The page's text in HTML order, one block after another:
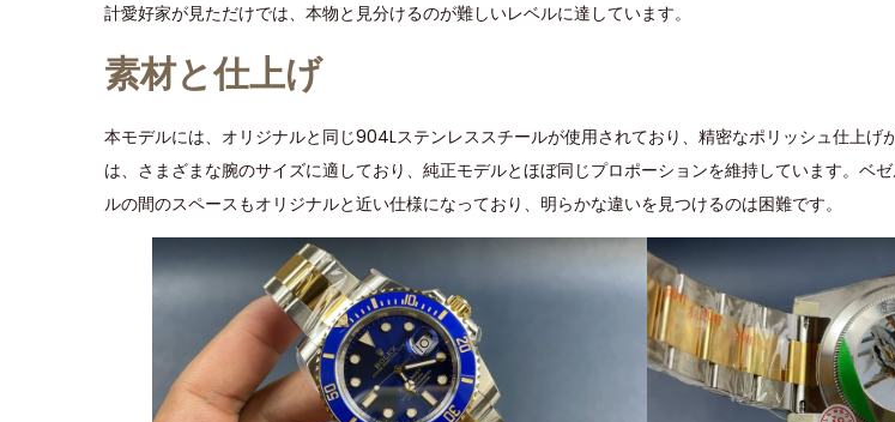
計愛好家が見ただけでは、本物と見分けるのが難しいレベルに達しています。
素材と仕上げ
本モデルには、オリジナルと同じ904Lステンレススチールが使用されており、精密なポリッシュ仕上
は、さまざまな腕のサイズに適しており、純正モデルとほぼ同じプロポーションを維持しています。ベ
ルの間のスペースもオリジナルと近い仕様になっており、明らかな違いを見つけるのは困難です。